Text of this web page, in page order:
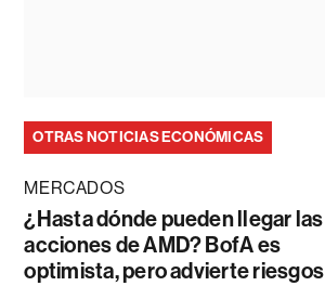
OTRAS NOTICIAS ECONÓMICAS
MERCADOS
¿Hasta dónde pueden llegar las
acciones de AMD? BofA es
optimista, pero advierte riesgos